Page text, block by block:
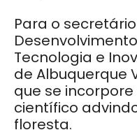
Para o
Tecnologia e
de Albuquerque
que se
científico
floresta.